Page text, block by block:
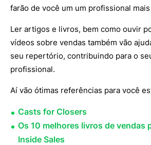
farão de você um um profissional
Ler artigos e livros, bem como ouvir
vídeos sobre vendas também vão
seu repertório, contribuindo para o
profissional.
Aí vão ótimas referências para você
Casts for Closers
Os 10 melhores livros de vendas
Inside Sales